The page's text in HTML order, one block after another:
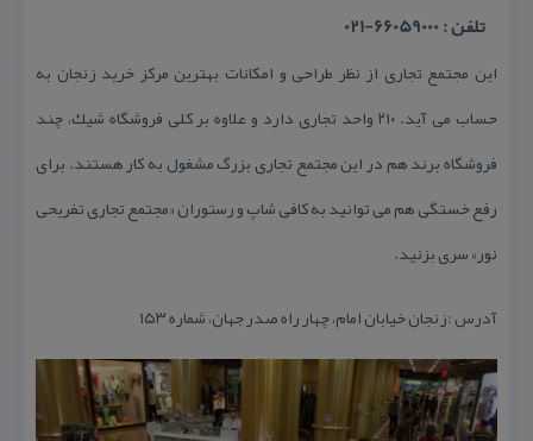
تلفن : 66059000-021
این مجتمع تجاری از نظر طراحی و امكانات بهترین مركز خرید زنجان به
حساب می آید. ۲۱۰ واحد تجاری دارد و علاوه بر كلی فروشگاه شیك، چند
فروشگاه برند هم در این مجتمع تجاری بزرگ مشغول به كار هستند. برای
رفع خستگی هم می توانید به كافی شاپ و رستوران «مجتمع تجاری تفریحی
نور» سری بزنید.
آدرس :زنجان خیابان امام، چهار راه صدر جهان، شماره ۱۵۳